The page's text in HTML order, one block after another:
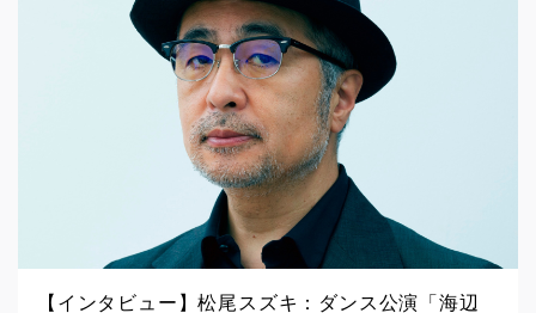
【インタビュー】松尾スズキ：ダンス公演「海辺